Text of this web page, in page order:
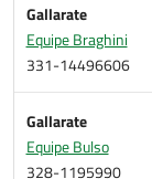
Gallarate
Equipe Braghini
331-14496606
Gallarate
Equipe Bulso
328-1195990